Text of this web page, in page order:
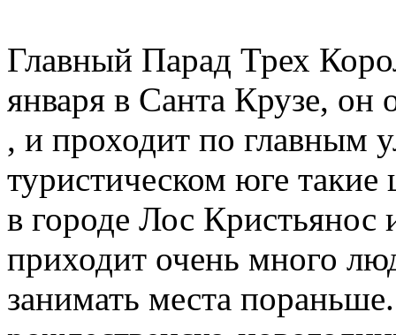
Главный Парад Трех
января в Санта Крузе, он
, и проходит по главным
туристическом юге
в городе Лос Кристьянос
приходит очень много
занимать места